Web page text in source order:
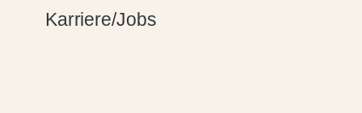
Karriere/Jobs